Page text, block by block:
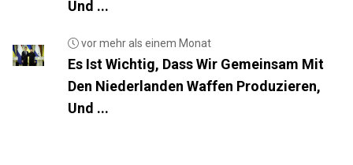
Und ...
vor mehr als einem Monat
Es Ist Wichtig, Dass Wir Gemeinsam Mit
Den Niederlanden Waffen Produzieren,
Und ...